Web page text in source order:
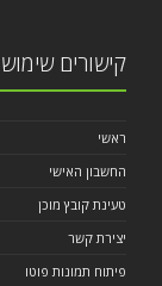
קישורים שימושיים
ראשי
החשבון האישי
טעינת קובץ מוכן
יצירת קשר
פיתוח תמונות פוטו